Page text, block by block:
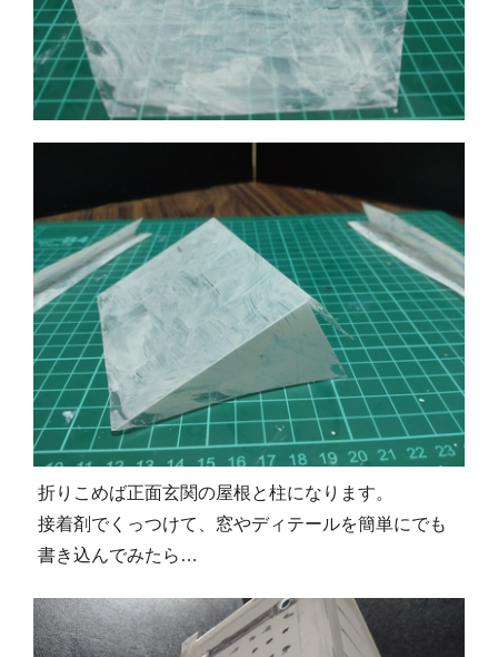
折りこめば正面玄関の屋根と柱になります。
接着剤でくっつけて、窓やディテールを簡単にでも
書き込んでみたら…